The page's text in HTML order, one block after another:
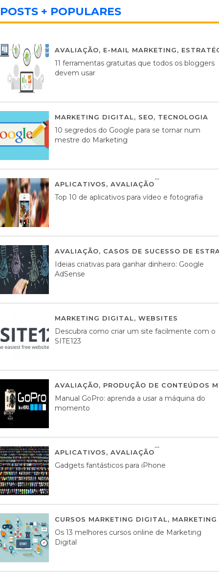
POSTS + POPULARES
AVALIAÇÃO, E-MAIL MARKETING,
11 ferramentas gratuitas que todos os bloggers
devem usar
MARKETING DIGITAL, SEO, TECNOLOGIA
10 segredos do Google para se tornar num
mestre do Marketing
APLICATIVOS, AVALIAÇÃO
Top 10 de aplicativos para vídeo e fotografia
AVALIAÇÃO, CASOS DE SUCESSO DE
Ideias criativas para ganhar dinheiro: Google
AdSense
MARKETING DIGITAL, WEBSITES
Descubra como criar um site facilmente com o
SITE123
AVALIAÇÃO, PRODUÇÃO DE CONTEÚDOS
Manual GoPro: aprenda a usar a máquina do
momento
APLICATIVOS, AVALIAÇÃO
Gadgets fantásticos para iPhone
CURSOS MARKETING DIGITAL,
Os 13 melhores cursos online de Marketing
Digital